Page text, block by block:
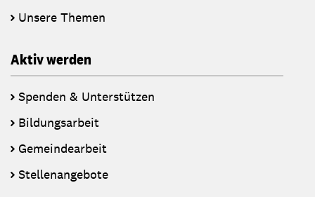
Unsere Themen
Aktiv werden
Spenden & Unterstützen
Bildungsarbeit
Gemeindearbeit
Stellenangebote